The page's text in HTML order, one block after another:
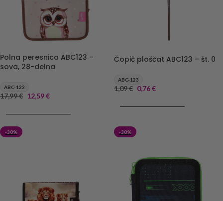
Polna peresnica ABC123 –
sova, 28-delna
ABC-123
17,99€ 12,59€
Čopič ploščat ABC123 – št. 0
ABC-123
1,09€ 0,76€
-30% -30%